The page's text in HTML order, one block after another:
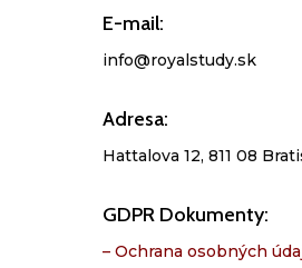
E-mail:
info@royalstudy.sk
Adresa:
Hattalova 12, 811 08
GDPR Dokumenty:
– Ochrana osobných